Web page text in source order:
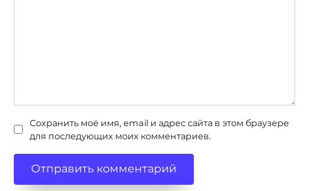
Сохранить моё имя, email и адрес сайта в этом браузере
для последующих моих комментариев.